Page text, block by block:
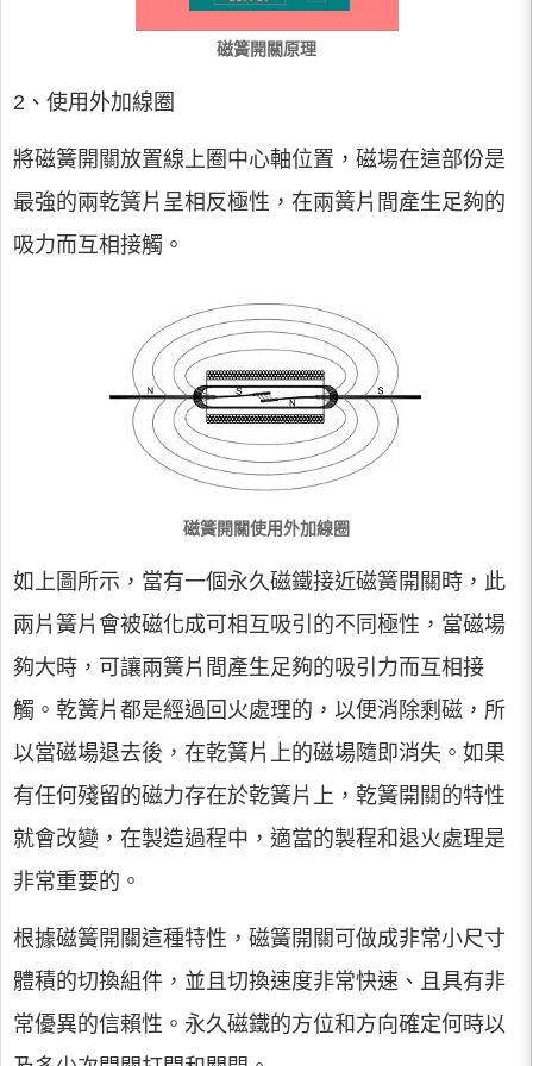
磁簧開關原理
2、使用外加線圈
將磁簧開關放置線上圈中心軸位置，磁場在這部份是
最強的兩乾簧片呈相反極性，在兩簧片間產生足夠的
吸力而互相接觸。
磁簧開關使用外加線圈
如上圖所示，當有一個永久磁鐵接近磁簧開關時，此
兩片簧片會被磁化成可相互吸引的不同極性，當磁場
夠大時，可讓兩簧片間產生足夠的吸引力而互相接
觸。乾簧片都是經過回火處理的，以便消除剩磁，所
以當磁場退去後，在乾簧片上的磁場隨即消失。如果
有任何殘留的磁力存在於乾簧片上，乾簧開關的特性
就會改變，在製造過程中，適當的製程和退火處理是
非常重要的。
根據磁簧開關這種特性，磁簧開關可做成非常小尺寸
體積的切換組件，並且切換速度非常快速、且具有非
常優異的信賴性。永久磁鐵的方位和方向確定何時以